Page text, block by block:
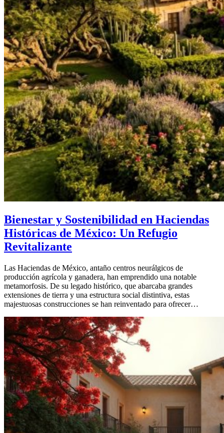
Bienestar y Sostenibilidad en Haciendas
Históricas de México: Un Refugio
Revitalizante
Las Haciendas de México, antaño centros neurálgicos de
producción agrícola y ganadera, han emprendido una notable
metamorfosis. De su legado histórico, que abarcaba grandes
extensiones de tierra y una estructura social distintiva, estas
majestuosas construcciones se han reinventado para ofrecer…